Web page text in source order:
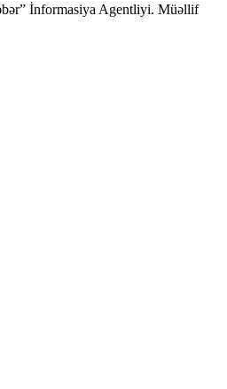
İnformasiya Agentliyi. Müəllif